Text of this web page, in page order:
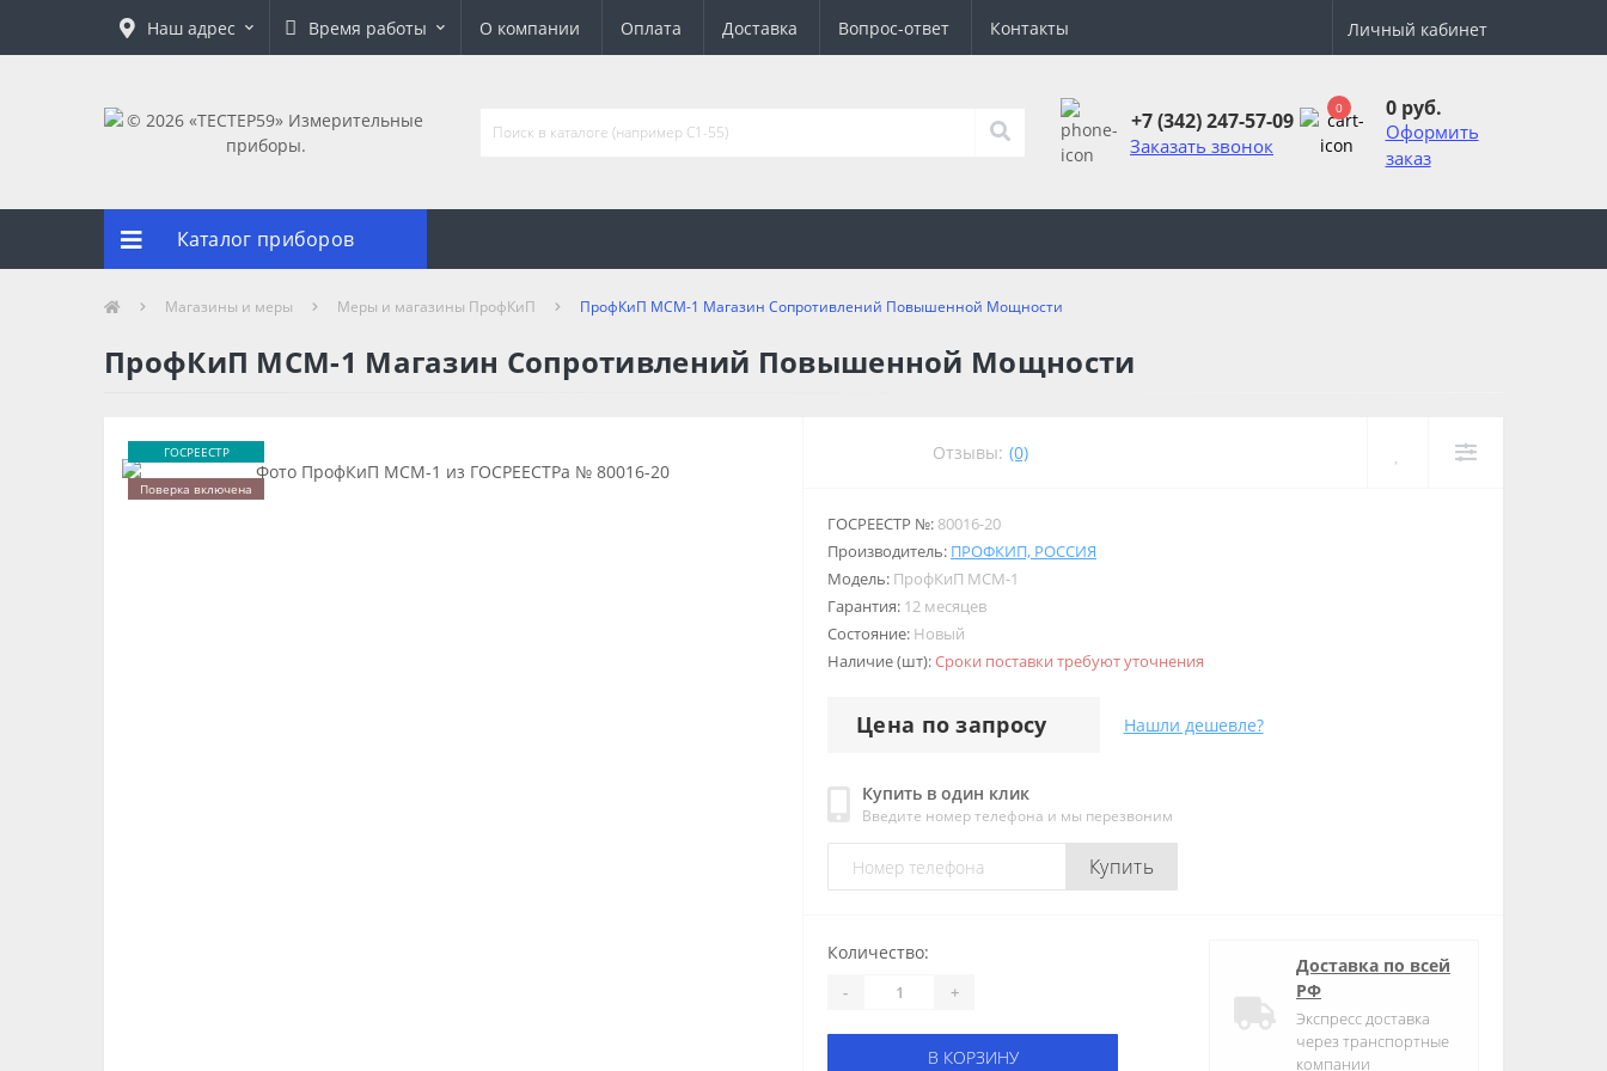
Наш адрес Время работы О компании Оплата Доставка Вопрос-ответ Контакты Личный кабинет
+7 (342) 247-57-09
Заказать звонок
0 0 руб.
Оформить
заказ
Каталог приборов
Магазины и меры Меры и магазины ПрофКиП ПрофКиП МСМ-1 Магазин Сопротивлений Повышенной Мощности
ПрофКиП МСМ-1 Магазин Сопротивлений Повышенной Мощности
ГОСРЕЕСТР
Поверка включена
Отзывы: (0)
ГОСРЕЕСТР №: 80016-20
Производитель: ПРОФКИП, РОССИЯ
Модель: ПрофКиП МСМ-1
Гарантия: 12 месяцев
Состояние: Новый
Наличие (шт):Сроки поставки требуют уточнения
Цена по запросу Нашли дешевле?
Купить в один клик
Введите номер телефона и мы перезвоним
Купить
Количество:
- +
В КОРЗИНУ
Доставка по всей
РФ
Экспресс доставка
через транспортные
компании